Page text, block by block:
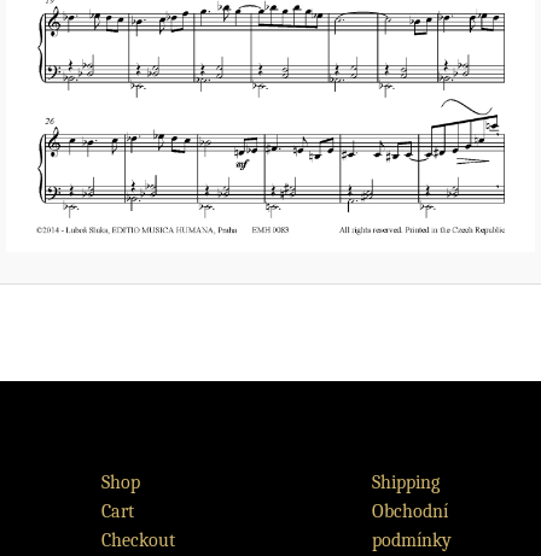
Shop
Cart
Checkout
Shipping
Obchodní
podmínky